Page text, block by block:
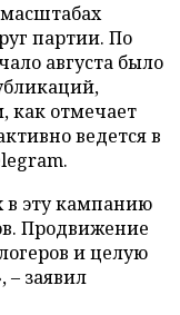
партии. По
августа было
как отмечает
ведется в
в эту кампанию
Продвижение
и целую
– заявил